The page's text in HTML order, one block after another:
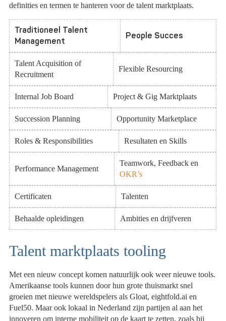
definities en termen te hanteren voor de talent marktplaats.
Traditioneel Talent
Management
People Succes
Talent Acquisition of
Recruitment
Flexible Resourcing
Internal Job Board Project & Gig Marktplaats
Succession Planning Opportunity Marketplace
Roles & Responsibilities Resultaten en Skills
Performance Management
Teamwork, Feedback en
OKR’s
Certificaten Talenten
Behaalde opleidingen Ambities en drijfveren
Talent marktplaats tooling
Met een nieuw concept komen natuurlijk ook weer nieuwe tools.
Amerikaanse tools kunnen door hun grote thuismarkt snel
groeien met nieuwe wereldspelers als Gloat, eightfold.ai en
Fuel50. Maar ook lokaal in Nederland zijn partijen al aan het
innoveren om interne mobiliteit op de kaart te zetten, zoals bij